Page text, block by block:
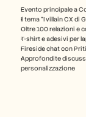
Evento principale a
Il tema "I villain CX
Oltre 100 relazioni e
T-shirt e adesivi per
Fireside chat con
Approfondite
personalizzazione